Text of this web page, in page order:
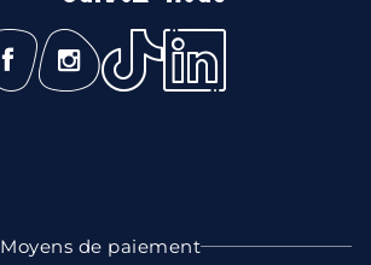
Moyens de paiement